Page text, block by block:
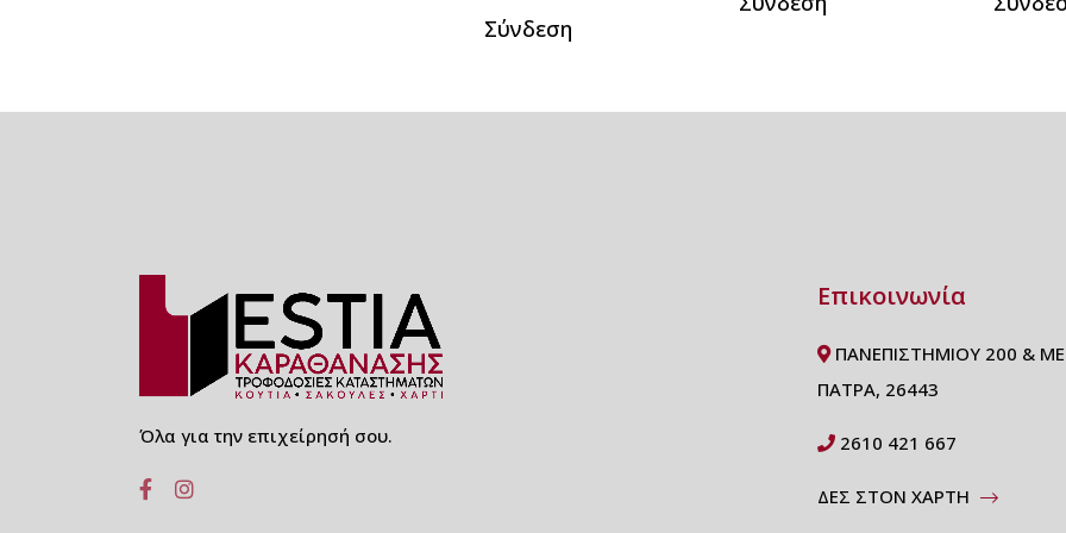
Σύνδεση
ΧΑΡΤΙΝΑ ΠΙΑΤΑ ΣΤΡΟΓΓΥΛΑ
ΚΡΑΦΤ ΚΑΙ ΛΕΥΚΑ
ΠΙΠΙΛΕΣ ΚΑΙ FLAT ΓΙΑ
Όλα για την επιχείρησή σου.
Επικοινωνία
ΠΑΝΕΠΙΣΤΗΜΙΟΥ 200 &
ΠΑΤΡΑ, 26443
2610 421 667
ΔΕΣ ΣΤΟΝ ΧΑΡΤΗ